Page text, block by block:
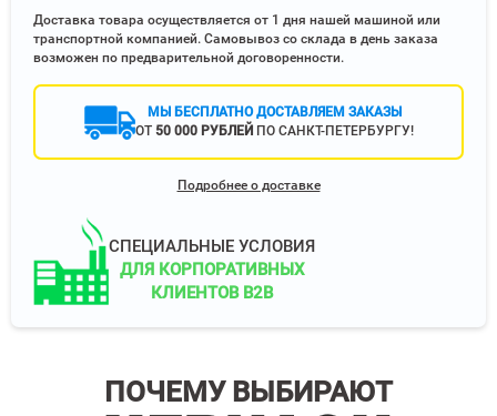
Доставка товара осуществляется от 1 дня нашей машиной или
транспортной компанией. Самовывоз со склада в день заказа
возможен по предварительной договоренности.
МЫ БЕСПЛАТНО ДОСТАВЛЯЕМ ЗАКАЗЫ
ОТ 50 000 РУБЛЕЙ ПО САНКТ-ПЕТЕРБУРГУ!
Подробнее о доставке
СПЕЦИАЛЬНЫЕ УСЛОВИЯ
ДЛЯ КОРПОРАТИВНЫХ
КЛИЕНТОВ B2B
ПОЧЕМУ ВЫБИРАЮТ